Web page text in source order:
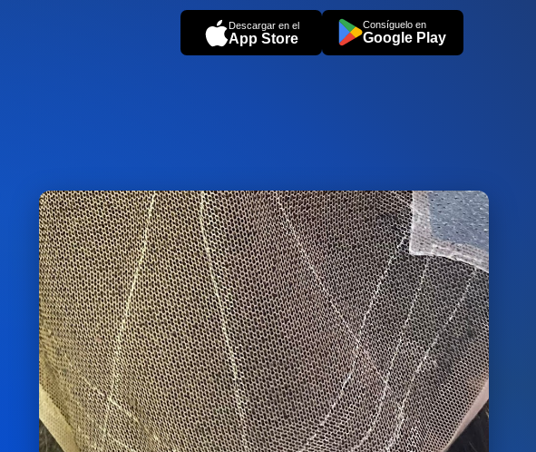
Descargar en el
App Store
Consíguelo en
Google Play